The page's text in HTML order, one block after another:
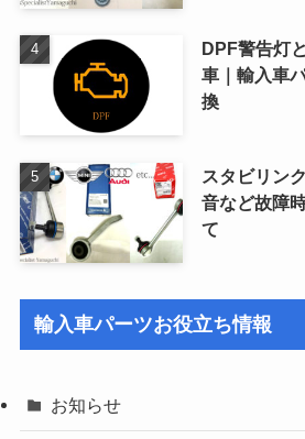
DPF警告灯
車｜輸入車
換
スタビリン
音など故障
て
輸入車パーツお役立ち情報
お知らせ